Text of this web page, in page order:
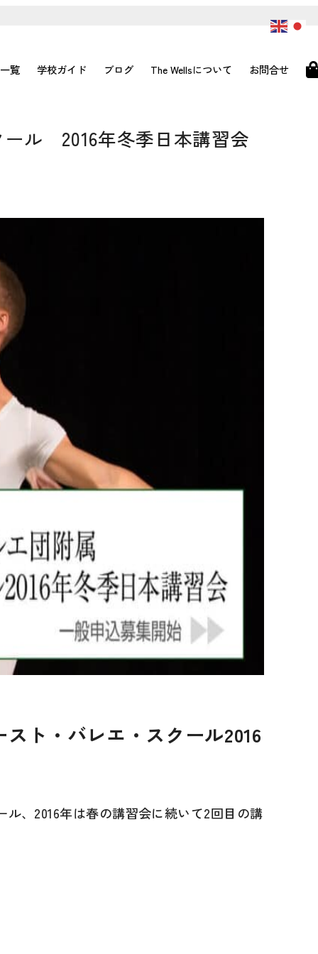
覧 学校ガイド ブログ The Wellsについて お問合せ
ール 2016年冬季日本講習会
ト・バレエ・スクール2016
、2016年は春の講習会に続いて2回目の講